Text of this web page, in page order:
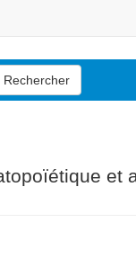
Rechercher
et